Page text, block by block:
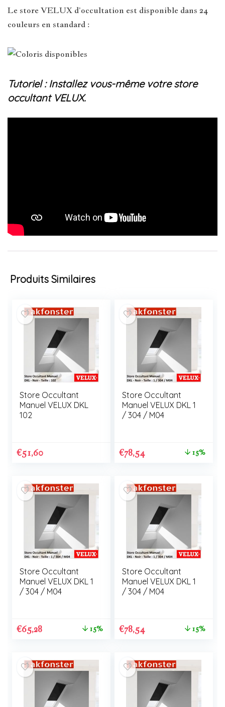
Le store VELUX d’occultation est disponible dans 24
couleurs en standard :
Tutoriel : Installez vous-même votre store
occultant VELUX.
Produits Similaires
Store Occultant
Manuel VELUX DKL
102
€51,60
Store Occultant
Manuel VELUX DKL 1
/ 304 / M04
€78,54 15%
Store Occultant
Manuel VELUX DKL 1
/ 304 / M04
€65,28 15%
Store Occultant
Manuel VELUX DKL 1
/ 304 / M04
€78,54 15%